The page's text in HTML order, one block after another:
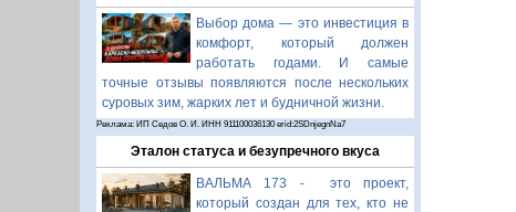
Выбор дома — это инвестиция в
комфорт, который должен
работать годами. И самые
точные отзывы появляются после нескольких
суровых зим, жарких лет и будничной жизни.
Реклама: ИП Седов О. И. ИНН 911100036130 erid:2SDnjegnNa7
Эталон статуса и безупречного вкуса
ВАЛЬМА 173 - это проект,
который создан для тех, кто не